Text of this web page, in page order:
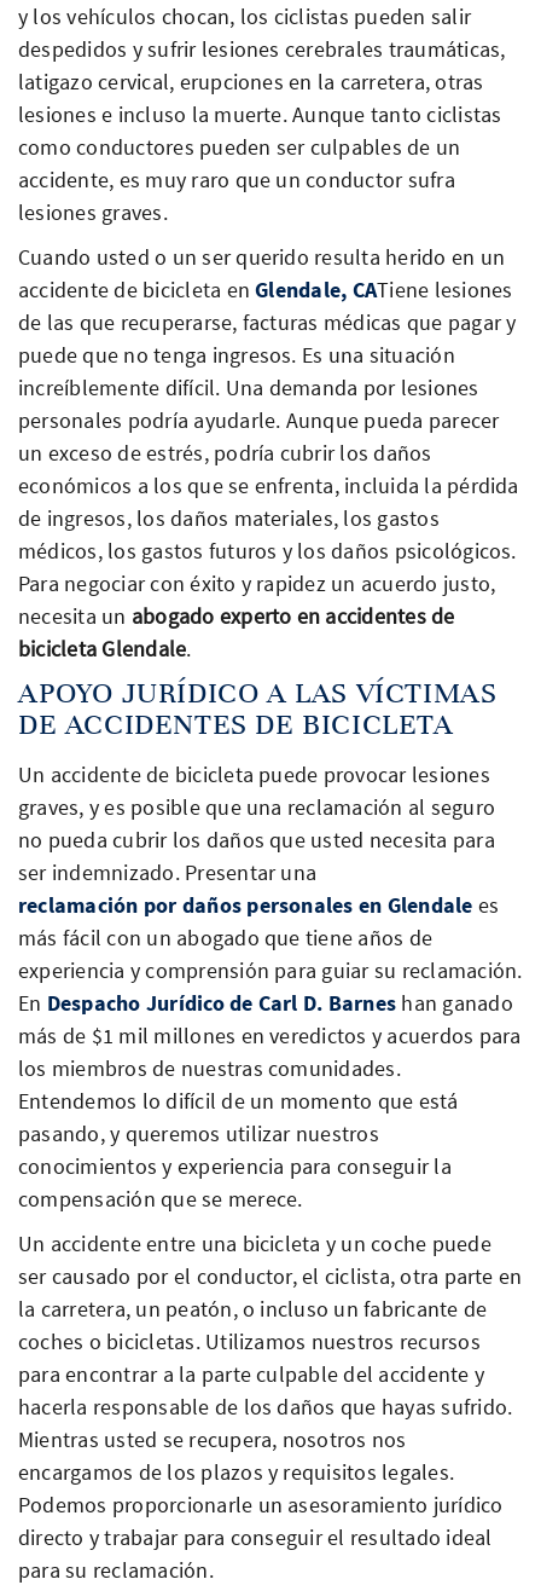
y los vehículos chocan, los ciclistas pueden salir
despedidos y sufrir lesiones cerebrales traumáticas,
latigazo cervical, erupciones en la carretera, otras
lesiones e incluso la muerte. Aunque tanto ciclistas
como conductores pueden ser culpables de un
accidente, es muy raro que un conductor sufra
lesiones graves.
Cuando usted o un ser querido resulta herido en un
accidente de bicicleta enGlendale, CATiene lesiones
de las que recuperarse, facturas médicas que pagar y
puede que no tenga ingresos. Es una situación
increíblemente difícil. Una demanda por lesiones
personales podría ayudarle. Aunque pueda parecer
un exceso de estrés, podría cubrir los daños
económicos a los que se enfrenta, incluida la pérdida
de ingresos, los daños materiales, los gastos
médicos, los gastos futuros y los daños psicológicos.
Para negociar con éxito y rapidez un acuerdo justo,
necesita un abogado experto en accidentes de
bicicleta Glendale.
APOYO JURÍDICO A LAS VÍCTIMAS
DE ACCIDENTES DE BICICLETA
Un accidente de bicicleta puede provocar lesiones
graves, y es posible que una reclamación al seguro
no pueda cubrir los daños que usted necesita para
ser indemnizado. Presentar una
reclamación por daños personales en Glendale es
más fácil con un abogado que tiene años de
experiencia y comprensión para guiar su reclamación.
En Despacho Jurídico de Carl D. Barnes han ganado
más de $1 mil millones en veredictos y acuerdos para
los miembros de nuestras comunidades.
Entendemos lo difícil de un momento que está
pasando, y queremos utilizar nuestros
conocimientos y experiencia para conseguir la
compensación que se merece.
Un accidente entre una bicicleta y un coche puede
ser causado por el conductor, el ciclista, otra parte en
la carretera, un peatón, o incluso un fabricante de
coches o bicicletas. Utilizamos nuestros recursos
para encontrar a la parte culpable del accidente y
hacerla responsable de los daños que hayas sufrido.
Mientras usted se recupera, nosotros nos
encargamos de los plazos y requisitos legales.
Podemos proporcionarle un asesoramiento jurídico
directo y trabajar para conseguir el resultado ideal
para su reclamación.